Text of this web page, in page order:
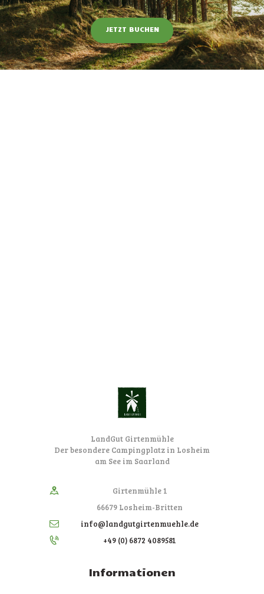
JETZT BUCHEN
LandGut Girtenmühle
Der besondere Campingplatz in Losheim
am See im Saarland
Girtenmühle 1
66679 Losheim-Britten
info@landgutgirtenmuehle.de
+49 (0) 6872 4089581
Informationen